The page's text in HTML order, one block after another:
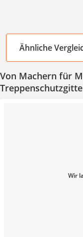
Ähnliche
Von Machern für
Wir